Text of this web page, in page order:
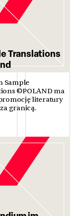
Translations
Sample
©POLAND ma
literatury
granicą.